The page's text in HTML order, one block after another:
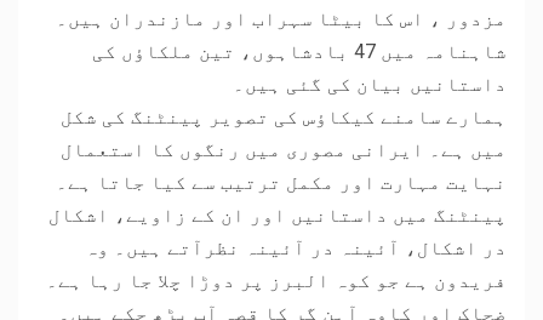
مزدور ، اس کا بیٹا سہراب اور مازندران ہیں۔
شاہنامہ میں 47 بادشاہوں، تین ملکاؤں کی
داستانیں بیان کی گئی ہیں۔
ہمارے سامنے کیکاؤس کی تصویر پینٹنگ کی شکل
میں ہے۔ ایرانی مصوری میں رنگوں کا استعمال
نہایت مہارت اور مکمل ترتیب سے کیا جاتا ہے۔
پینٹنگ میں داستانیں اور ان کے زاویے، اشکال
در اشکال، آئینہ در آئینہ نظرآتے ہیں۔ وہ
فریدون ہے جو کوہ البرز پر دوڑا چلا جا رہا ہے۔
ضحاک اور کاوہ آہن گر کا قصہ آپ پڑھ چکے ہیں۔